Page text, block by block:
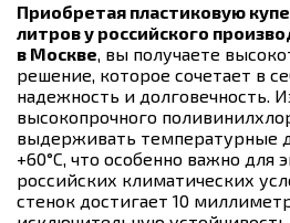
Приобретая пластиковую
литров у российского
в Москве, вы получаете
решение, которое сочетает в
надежность и долговечность.
высокопрочного
выдерживать температурные
+60°C, что особенно важно для
российских климатических
стенок достигает 10